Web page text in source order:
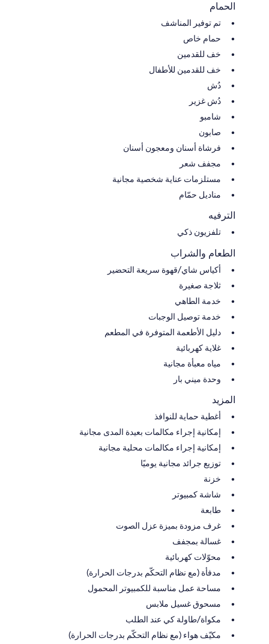
الحمام
تم توفير المناشف
حمام خاص
خف للقدمين
خف للقدمين للأطفال
دُش
دُش غزير
شامبو
صابون
فرشاة أسنان ومعجون أسنان
مجفف شعر
مستلزمات عناية شخصية مجانية
مناديل حمّام
الترفيه
تلفزيون ذكي
الطعام والشراب
أكياس شاي/قهوة سريعة التحضير
ثلاجة صغيرة
خدمة الطاهي
خدمة توصيل الوجبات
دليل الأطعمة المتوفرة في المطعم
غلاية كهربائية
مياه معبأة مجانية
وحدة ميني بار
المزيد
أغطية حماية للنوافذ
إمكانية إجراء مكالمات بعيدة المدى مجانية
إمكانية إجراء مكالمات محلية مجانية
توزيع جرائد مجانية يوميًا
خزنة
شاشة كمبيوتر
طابعة
غرف مزودة بميزة عزل الصوت
غسالة بمجفف
محوّلات كهربائية
مدفأة (مع نظام التحكّم بدرجات الحرارة)
مساحة عمل مناسبة للكمبيوتر المحمول
مسحوق غسيل ملابس
مكواة/طاولة كي عند الطلب
مكيّف هواء (مع نظام التحكّم بدرجات الحرارة)